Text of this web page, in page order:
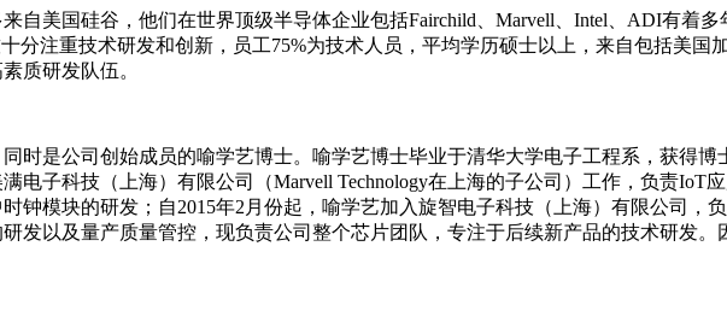
自美国硅谷，他们在世界顶级半导体企业包括Fairchild、Marvell、Intel、ADI有着
分注重技术研发和创新，员工75%为技术人员，平均学历硕士以上，来自包括美
质研发队伍。
时是公司创始成员的喻学艺博士。喻学艺博士毕业于清华大学电子工程系，获得
电子科技（上海）有限公司（Marvell Technology在上海的子公司）工作，负责
钟模块的研发；自2015年2月份起，喻学艺加入旋智电子科技（上海）有限公司，
发以及量产质量管控，现负责公司整个芯片团队，专注于后续新产品的技术研发